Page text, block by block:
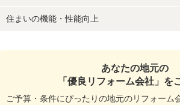
住まいの機能・性能向上
あなたの地元の
「優良リフォーム会社」を
ご予算・条件にぴったりの地元のリフォーム